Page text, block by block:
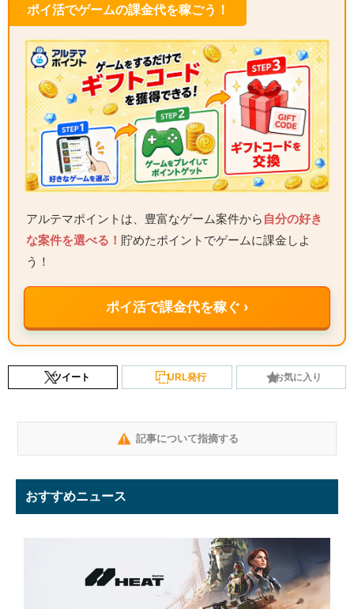
ポイ活でゲームの課金代を稼ごう！
アルテマポイントは、豊富なゲーム案件から 自分の好き
な案件を選べる！ 貯めたポイントでゲームに課金しよ
う！
ポイ活で課金代を稼ぐ ›
ツイート URL発行 お気に入り
記事について指摘する
おすすめニュース